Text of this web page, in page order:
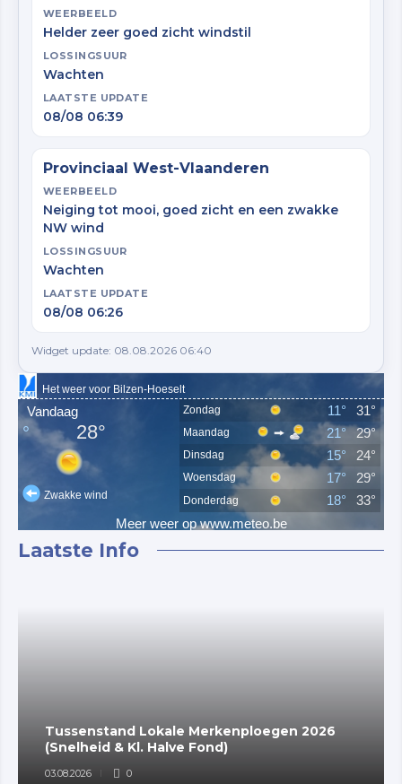
WEERBEELD
Helder zeer goed zicht windstil
LOSSINGSUUR
Wachten
LAATSTE UPDATE
08/08 06:39
Provinciaal West-Vlaanderen
WEERBEELD
Neiging tot mooi, goed zicht en een zwakke
NW wind
LOSSINGSUUR
Wachten
LAATSTE UPDATE
08/08 06:26
Widget update: 08.08.2026 06:40
Laatste Info
Tussenstand Lokale Merkenploegen 2026
(Snelheid & Kl. Halve Fond)
03.08.2026 0